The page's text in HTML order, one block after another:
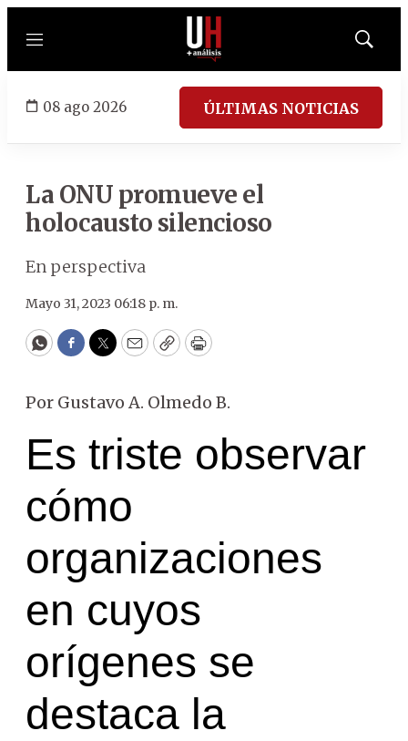
Menú
Mostrar
08 ago 2026 ÚLTIMAS NOTICIAS
La ONU promueve el
holocausto silencioso
En perspectiva
Mayo 31, 2023 06:18 p. m.
WhatsApp
Facebook
Twitter
EmailCopyPrint
Por Gustavo A. Olmedo B.
Es triste observar
cómo
organizaciones
en cuyos
orígenes se
destaca la